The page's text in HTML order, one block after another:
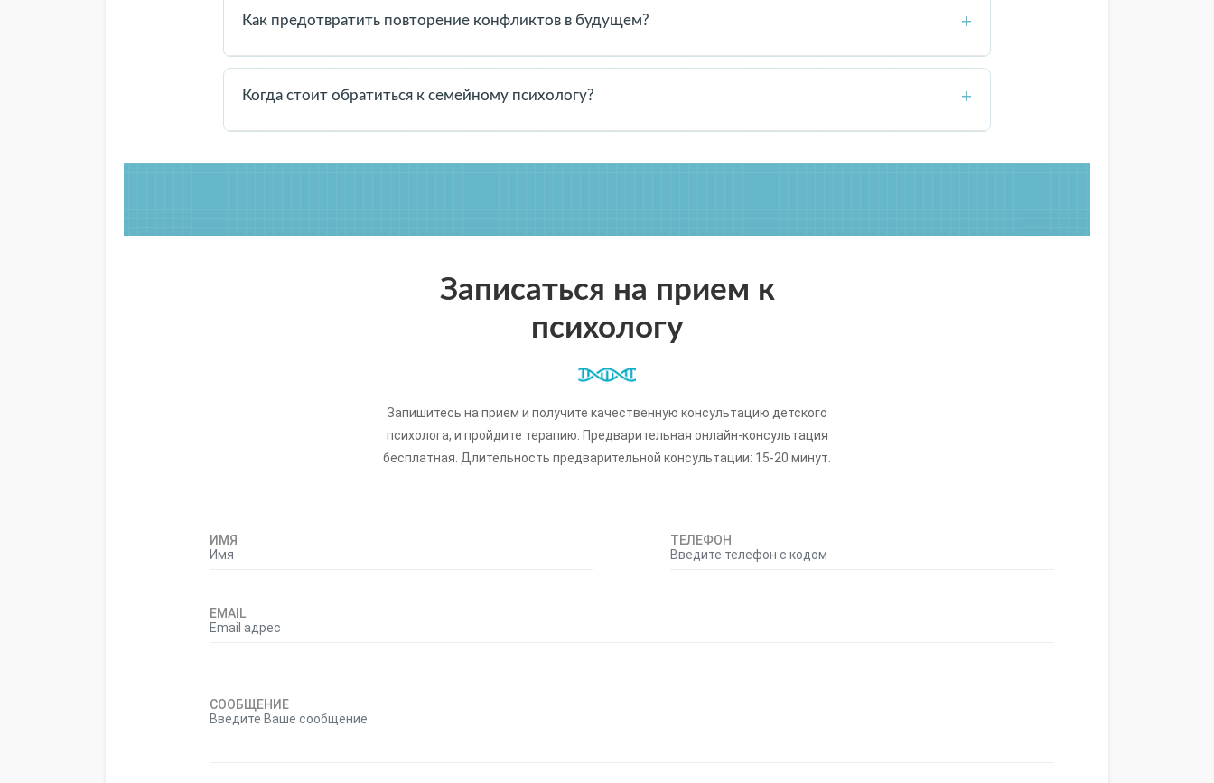
недопонимания и помогает подбирать правильный подход.
Как предотвратить повторение конфликтов в будущем? +
Обсуждайте причины конфликтов после их завершения. Договоритесь о новых правилах, способах общения и
поведении, чтобы подобных ситуаций возникало меньше.
Когда стоит обратиться к семейному психологу? +
поможет увидеть ситуацию со стороны и предложит эффективные стратегии решения.
Записаться на прием к
психологу
Запишитесь на прием и получите качественную консультацию детского
психолога, и пройдите терапию. Предварительная онлайн-консультация
бесплатная. Длительность предварительной консультации: 15-20 минут.
ИМЯ ТЕЛЕФОН
EMAIL
СООБЩЕНИЕ